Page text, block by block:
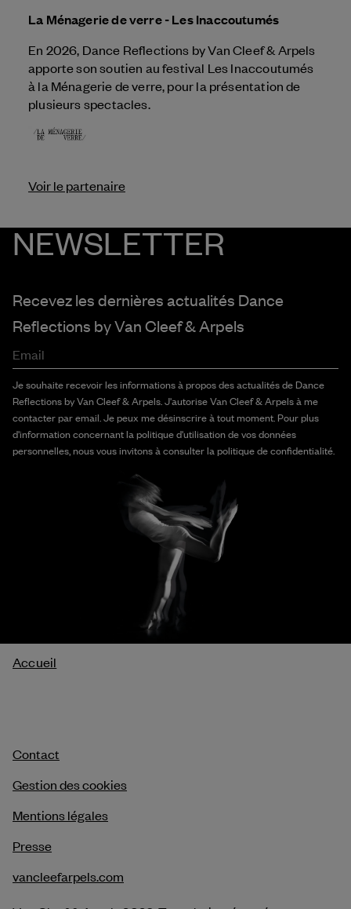
La Ménagerie de verre - Les Inaccoutumés
En 2026, Dance Reflections byVan Cleef & Arpels
apporte son soutien au festival Les Inaccoutumés
à la Ménagerie de verre, pour la présentation de
plusieurs spectacles.
Voir le partenaire
NEWSLETTER
Recevez les dernières actualités Dance
Reflections byVan Cleef & Arpels
Email
Je souhaite recevoir les informations à propos des actualités de Dance
Reflections by Van Cleef & Arpels. J'autorise Van Cleef & Arpels à me
contacter par email. Je peux me désinscrire à tout moment. Pour plus
d'information concernant la politique d'utilisation de vos données
personnelles, nous vous invitons à consulter la politique de confidentialité.
Fil
Accueil
Contact
Gestion des cookies
Mentions légales
Presse
vancleefarpels.com